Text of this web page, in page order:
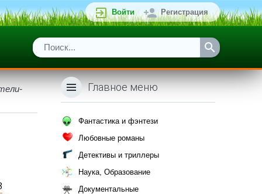
Войти Регистрация
Главное меню
Фантастика и фэнтези
Любовные романы
Детективы и триллеры
Наука, Образование
Документальные